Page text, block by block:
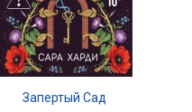
Запертый Сад